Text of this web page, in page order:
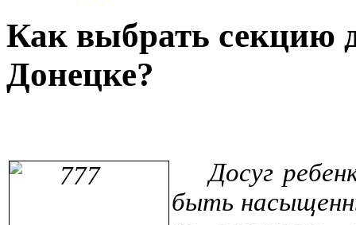
Как выбрать секцию
Донецке?
Досуг
быть